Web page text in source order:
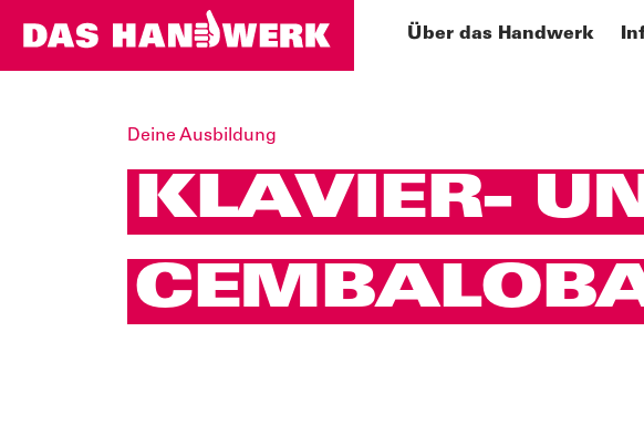
Über das Handwerk
Deine Ausbildung
KLAVIER-